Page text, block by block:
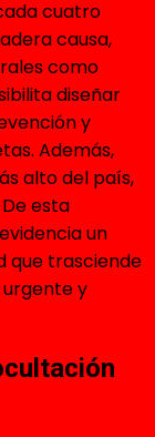
cuatro
causa,
como
diseñar
y
Además,
alto del país,
esta
un
que trasciende
y